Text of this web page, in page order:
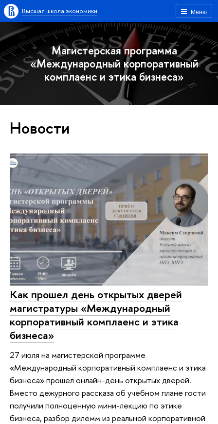
Меню
Высшая школа экономики
Магистерская программа
«Международный корпоративный
комплаенс и этика бизнеса»
Новости
Как прошел день открытых дверей
магистратуры «Международный
корпоративный комплаенс и этика
бизнеса»
27 июля на магистерской программе
«Международный корпоративный комплаенс и этика
бизнеса» прошел онлайн-день открытых дверей.
Вместо дежурного рассказа об учебном плане гости
получили полноценную мини-лекцию по этике
бизнеса, разбор дилемм из реальной корпоративной